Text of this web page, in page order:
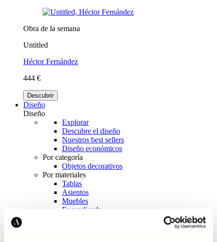
Obra de la semana
Untitled
Héctor Fernández
444 €
Descubrir
Diseño
Diseño
Explorar
Descubre el diseño
Nuestros best sellers
Diseño económicos
Por categoría
Objetos decorativos
Por materiales
Tablas
Asientos
Muebles
Encendiendo